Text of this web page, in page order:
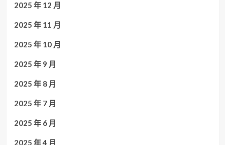
2025 年 12 月
2025 年 11 月
2025 年 10 月
2025 年 9 月
2025 年 8 月
2025 年 7 月
2025 年 6 月
2025 年 4 月